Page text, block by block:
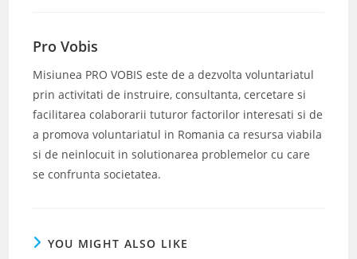
Pro Vobis
Misiunea PRO VOBIS este de a dezvolta voluntariatul
prin activitati de instruire, consultanta, cercetare si
facilitarea colaborarii tuturor factorilor interesati si de
a promova voluntariatul in Romania ca resursa viabila
si de neinlocuit in solutionarea problemelor cu care
se confrunta societatea.
YOU MIGHT ALSO LIKE